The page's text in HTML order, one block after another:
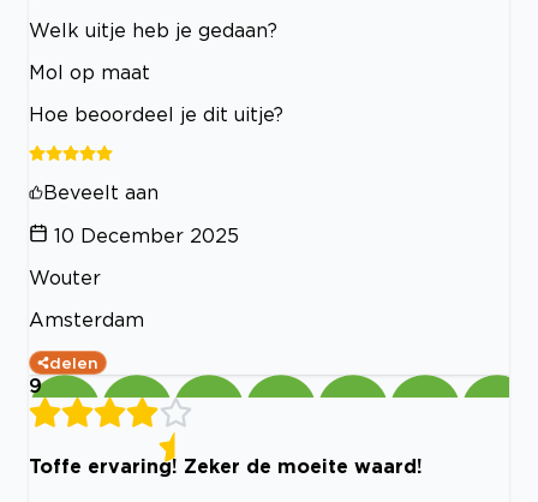
Welk uitje heb je gedaan?
Mol op maat
Hoe beoordeel je dit uitje?
Beveelt aan
10 December 2025
Wouter
Amsterdam
delen
9
Toffe ervaring! Zeker de moeite waard!